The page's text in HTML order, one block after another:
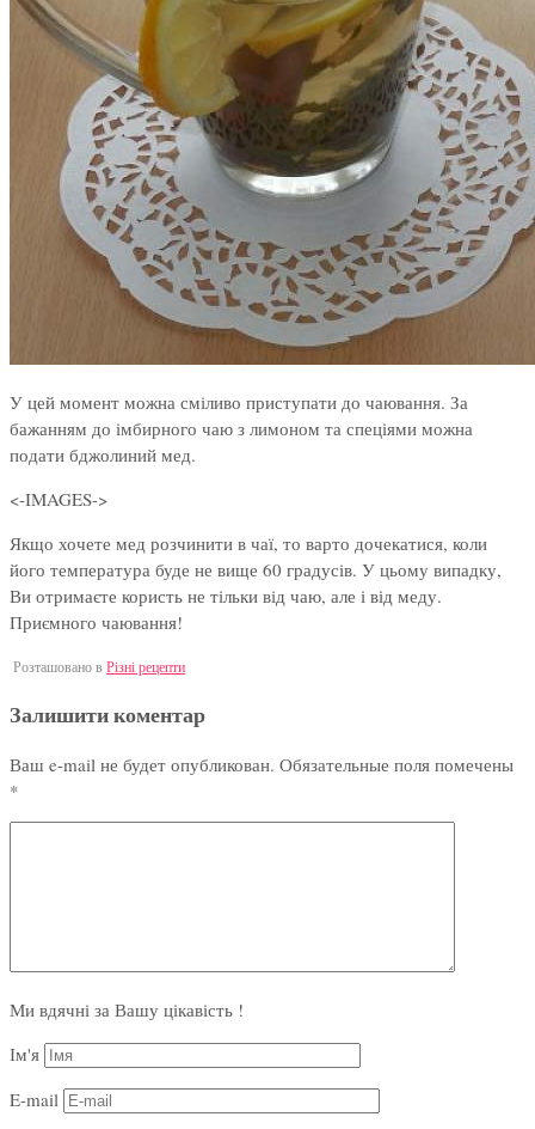
У цей момент можна сміливо приступати до чаювання. За
бажанням до імбирного чаю з лимоном та спеціями можна
подати бджолиний мед.
<-IMAGES->
Якщо хочете мед розчинити в чаї, то варто дочекатися, коли
його температура буде не вище 60 градусів. У цьому випадку,
Ви отримаєте користь не тільки від чаю, але і від меду.
Приємного чаювання!
Розташовано в Різні рецепти
Залишити коментар
Ваш e-mail не будет опубликован. Обязательные поля помечены
*
Ми вдячні за Вашу цікавість !
Ім'я
E-mail